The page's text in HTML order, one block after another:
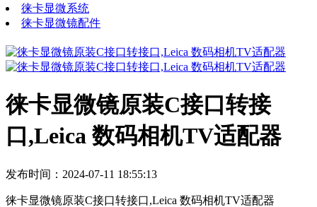
徕卡显微系统
徕卡显微镜配件
徕卡显微镜原装C接口转接
口,Leica 数码相机TV适配器
发布时间：2024-07-11 18:55:13
徕卡显微镜原装C接口转接口,Leica 数码相机TV适配器